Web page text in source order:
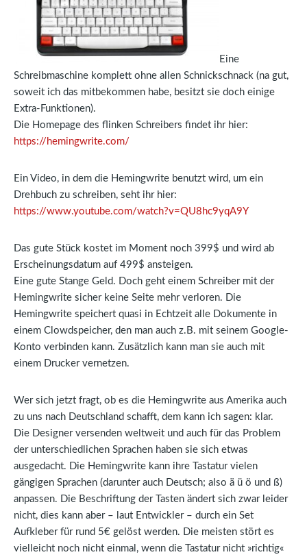
Eine
Schreibmaschine komplett ohne allen Schnickschnack (na gut,
soweit ich das mitbekommen habe, besitzt sie doch einige
Extra-Funktionen).
Die Homepage des flinken Schreibers findet ihr hier:
https://hemingwrite.com/
Ein Video, in dem die Hemingwrite benutzt wird, um ein
Drehbuch zu schreiben, seht ihr hier:
https://www.youtube.com/watch?v=QU8hc9yqA9Y
Das gute Stück kostet im Moment noch 399$ und wird ab
Erscheinungsdatum auf 499$ ansteigen.
Eine gute Stange Geld. Doch geht einem Schreiber mit der
Hemingwrite sicher keine Seite mehr verloren. Die
Hemingwrite speichert quasi in Echtzeit alle Dokumente in
einem Clowdspeicher, den man auch z.B. mit seinem Google-
Konto verbinden kann. Zusätzlich kann man sie auch mit
einem Drucker vernetzen.
Wer sich jetzt fragt, ob es die Hemingwrite aus Amerika auch
zu uns nach Deutschland schafft, dem kann ich sagen: klar.
Die Designer versenden weltweit und auch für das Problem
der unterschiedlichen Sprachen haben sie sich etwas
ausgedacht. Die Hemingwrite kann ihre Tastatur vielen
gängigen Sprachen (darunter auch Deutsch; also ä ü ö und ß)
anpassen. Die Beschriftung der Tasten ändert sich zwar leider
nicht, dies kann aber – laut Entwickler – durch ein Set
Aufkleber für rund 5€ gelöst werden. Die meisten stört es
vielleicht noch nicht einmal, wenn die Tastatur nicht »richtig«